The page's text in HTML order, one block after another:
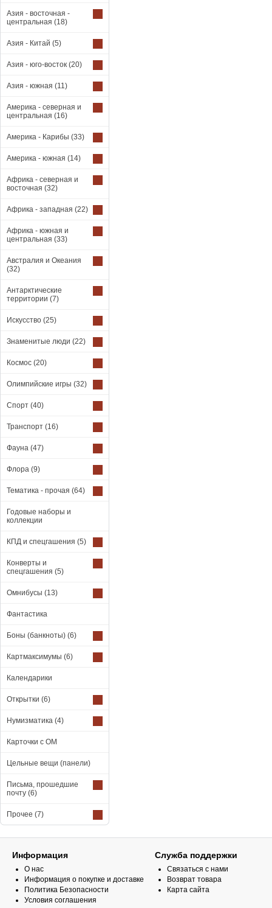
Азия - восточная -
центральная (18)
Азия - Китай (5)
Азия - юго-восток (20)
Азия - южная (11)
Америка - северная и
центральная (16)
Америка - Карибы (33)
Америка - южная (14)
Африка - северная и
восточная (32)
Африка - западная (22)
Африка - южная и
центральная (33)
Австралия и Океания
(32)
Антарктические
территории (7)
Искусство (25)
Знаменитые люди (22)
Космос (20)
Олимпийские игры (32)
Спорт (40)
Транспорт (16)
Фауна (47)
Флора (9)
Тематика - прочая (64)
Годовые наборы и
коллекции
КПД и спецгашения (5)
Конверты и
спецгашения (5)
Омнибусы (13)
Фантастика
Боны (банкноты) (6)
Картмаксимумы (6)
Календарики
Открытки (6)
Нумизматика (4)
Карточки с ОМ
Цельные вещи (панели)
Письма, прошедшие
почту (6)
Прочее (7)
Информация
О нас
Информация о покупке и доставке
Политика Безопасности
Условия соглашения
Служба поддержки
Связаться с нами
Возврат товара
Карта сайта